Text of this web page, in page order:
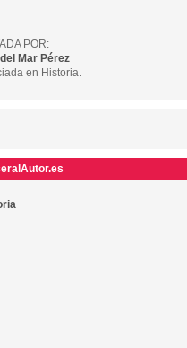
POR:
Mar Pérez
en Historia.